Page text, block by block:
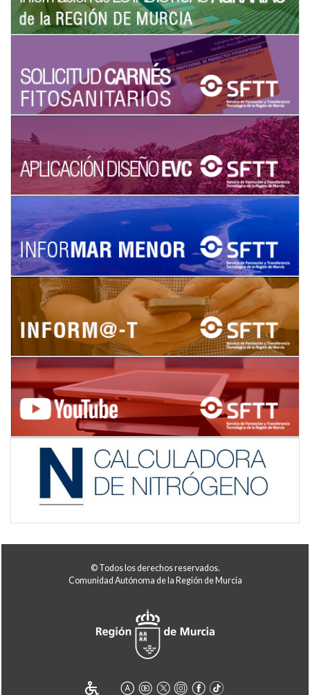
© Todos los derechos reservados.
Comunidad Autónoma de la Región de Murcia